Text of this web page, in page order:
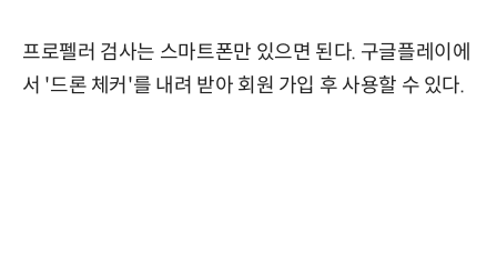
프로펠러 검사는 스마트폰만 있으면 된다. 구글플레이에
서 '드론 체커'를 내려 받아 회원 가입 후 사용할 수 있다.